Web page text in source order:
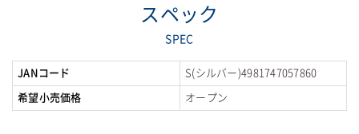
スペック
SPEC
JANコード S(シルバー)4981747057860
希望小売価格 オープン